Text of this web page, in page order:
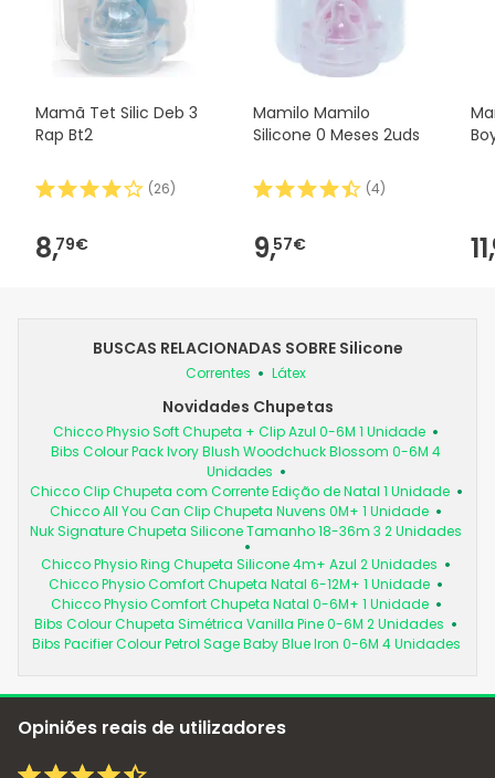
Mamã Tet Silic Deb 3
Rap Bt2
(26)
8,79€
Mamilo Mamilo
Silicone 0 Meses 2uds
(4)
9,57€ 11,
BUSCAS RELACIONADAS SOBRE Silicone
Correntes Látex
Novidades Chupetas
Chicco Physio Soft Chupeta + Clip Azul 0-6M 1 Unidade
Bibs Colour Pack Ivory Blush Woodchuck Blossom 0-6M 4
Unidades
Chicco Clip Chupeta com Corrente Edição de Natal 1 Unidade
Chicco All You Can Clip Chupeta Nuvens 0M+ 1 Unidade
Nuk Signature Chupeta Silicone Tamanho 18-36m 3 2 Unidades
Chicco Physio Ring Chupeta Silicone 4m+ Azul 2 Unidades
Chicco Physio Comfort Chupeta Natal 6-12M+ 1 Unidade
Chicco Physio Comfort Chupeta Natal 0-6M+ 1 Unidade
Bibs Colour Chupeta Simétrica Vanilla Pine 0-6M 2 Unidades
Bibs Pacifier Colour Petrol Sage Baby Blue Iron 0-6M 4 Unidades
Opiniões reais de utilizadores